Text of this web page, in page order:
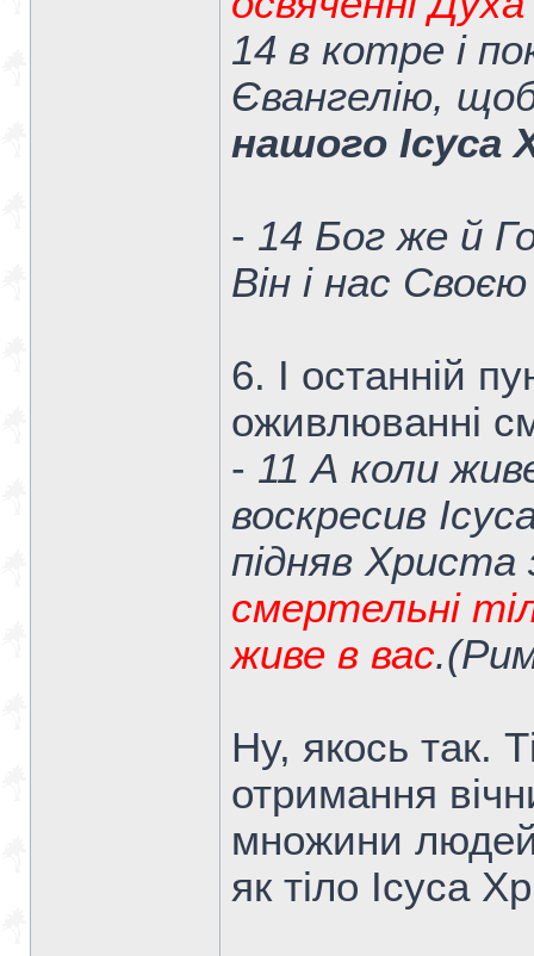
14 в котре і
Євангелію,
нашого Ісуса
- 14 Бог же й
Він і нас
6. І останній
оживлюванні
- 11 А коли
воскресив
підняв
смертельні
живе в вас
Ну, якось так.
отримання
множини
як тіло Ісуса